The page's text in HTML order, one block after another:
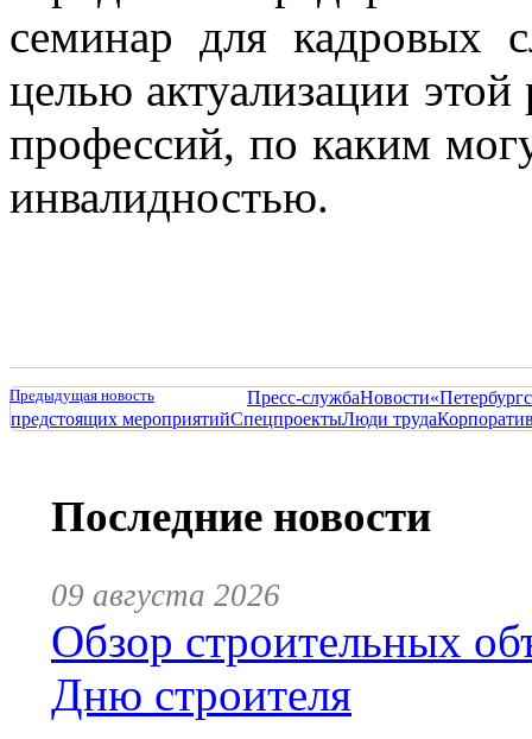
семинар для кадровых
целью актуализации
профессий, по каким
инвалидностью.
Предыдущая новость Пресс-службаНовости
предстоящих мероприятийСпецпроектыЛюди труда
Последние новости
09 августа 2026
Обзор строительных
Дню строителя